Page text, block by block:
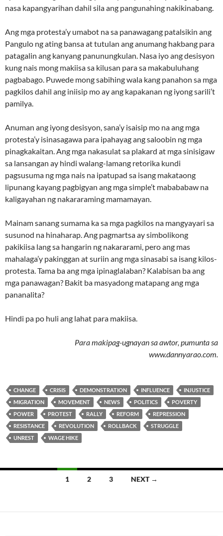
nasa kapangyarihan dahil sila ang pangunahing nakikinabang.
Ang mga protesta’y umabot na sa panawagang patalsikin ang
Pangulo ng ating bansa at tutulan ang anumang hakbang para
patagalin ang kanyang panunungkulan. Nasa iyo ang desisyon
kung nais mong makiisa sa kilusan para sa makabuluhang
pagbabago. Puwede mong sabihing wala kang panahon sa mga
pagkilos dahil ang iniisip mo ay ang kapakanan ng iyong sarili’t
pamilya.
Anuman ang iyong desisyon, sana’y isaisip mo na ang mga
protesta’y isinasagawa para ipahayag ang saloobin ng mga
pinagkakaitan. Ang mga nakasulat sa plakard at mga sinisigaw
sa lansangan ay hindi walang-lamang retorika kundi
pagsusuma ng mga nais na ipatupad sa isang makataong
lipunang kayang pagbigyan ang mga simple’t mabababaw na
kaligayahan ng nakararaming mamamayan.
Mainam sanang sumama ka sa mga pagkilos na mangyayari sa
susunod na hinaharap. Ang pagmartsa ay simbolikong
pakikiisa lang sa hangarin ng nakararami, pero ang mas
mahalaga’y pakinggan at suriin ang mga sinasabi sa isang kilos-
protesta. Tama ba ang mga ipinaglalaban? Kalabisan ba ang
mga panawagan? Bakit ba masyadong matapang ang mga
pananalita?
Hindi pa po huli ang lahat para makiisa.
Para makipag-ugnayan sa awtor, pumunta sa
www.dannyarao.com.
CHANGE CRISIS DEMONSTRATION INFLUENCE
INJUSTICE
MIGRATION
MOVEMENT NEWS POLITICS
POVERTY
POWER
PROTEST RALLY REFORM
REPRESSION
RESISTANCE
REVOLUTION ROLLBACK
STRUGGLE
UNREST
WAGE HIKE
1 2 3 NEXT →